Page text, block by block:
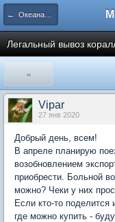
← Океанариумы, выставки, конференции, книги, интернет
Легальный вывоз
«
Vipar
27 янв 2020
Добрый день, всем!
В апреле планирую
возобновлением
приобрести. Больной
можно? Чеки у них
Если кто-то
где можно купить -